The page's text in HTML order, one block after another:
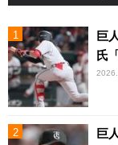
巨
氏
巨